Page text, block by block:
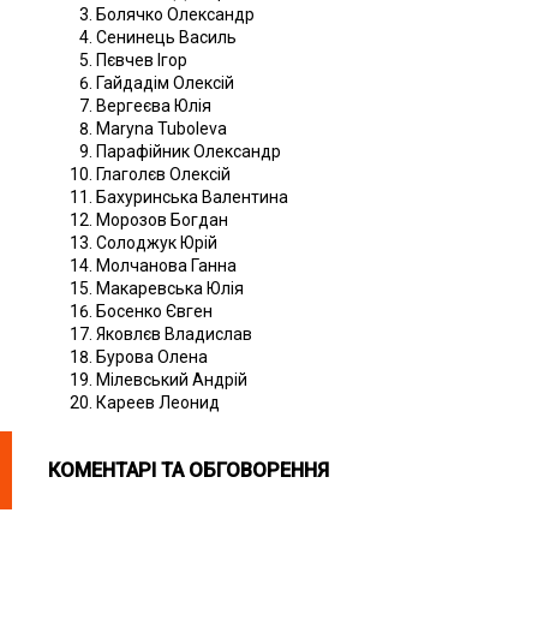
Болячко Олександр
Сенинець Василь
Пєвчев Ігор
Гайдадім Олексій
Вергеєва Юлія
Maryna Tuboleva
Парафійник Олександр
Глаголєв Олексій
Бахуринська Валентина
Морозов Богдан
Солоджук Юрій
Молчанова Ганна
Макаревська Юлія
Босенко Євген
Яковлєв Владислав
Бурова Олена
Мілевський Андрій
Кареев Леонид
КОМЕНТАРІ ТА ОБГОВОРЕННЯ